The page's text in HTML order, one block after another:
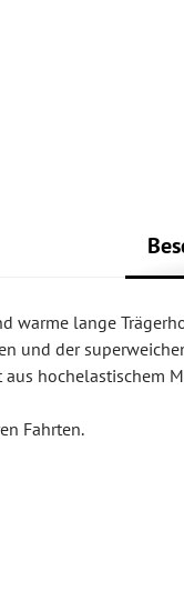
warme lange
und der
hochelastischem
Fahrten.